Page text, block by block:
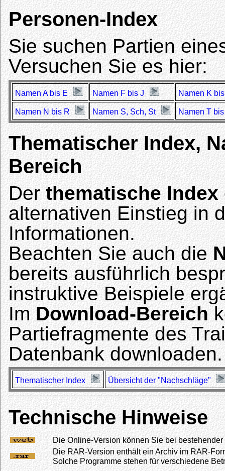
Personen-Index
Sie suchen Partien
Versuchen Sie es hier:
Namen A bis E Namen F bis J Namen K
Namen N bis R Namen S, Sch, St Namen T
Thematischer Index,
Bereich
Derthematische Index
alternativen Einstieg in
Informationen.
Beachten Sie auch die
bereits ausführlich
instruktive Beispiele
ImDownload-Bereich
Partiefragmente des
Datenbank downloaden.
Thematischer Index Übersicht der "Nachschläge"
Technische Hinweise
Die Online-Version können Sie bei
Die RAR-Version enthält ein Archiv im RAR-
Solche Programme stehen für verschiedene